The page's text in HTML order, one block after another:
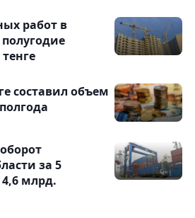
работ в
составил объем
за 5
4,6 млрд.